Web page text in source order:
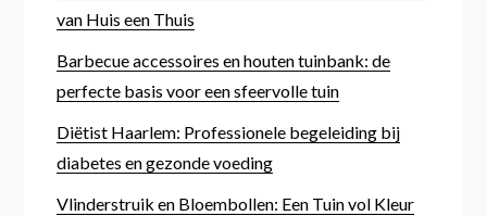
van Huis een Thuis
Barbecue accessoires en houten tuinbank: de
perfecte basis voor een sfeervolle tuin
Diëtist Haarlem: Professionele begeleiding bij
diabetes en gezonde voeding
Vlinderstruik en Bloembollen: Een Tuin vol Kleur